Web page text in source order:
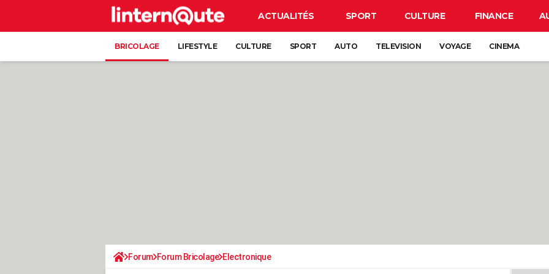
ACTUALITÉS SPORT CULTURE FINANCE
BRICOLAGE LIFESTYLE CULTURE SPORT AUTO TELEVISION VOYAGE CINEMA
Forum Forum Bricolage Electronique